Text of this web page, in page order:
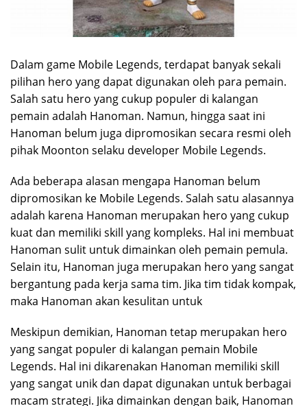
Dalam game Mobile Legends, terdapat banyak sekali
pilihan hero yang dapat digunakan oleh para pemain.
Salah satu hero yang cukup populer di kalangan
pemain adalah Hanoman. Namun, hingga saat ini
Hanoman belum juga dipromosikan secara resmi oleh
pihak Moonton selaku developer Mobile Legends.
Ada beberapa alasan mengapa Hanoman belum
dipromosikan ke Mobile Legends. Salah satu alasannya
adalah karena Hanoman merupakan hero yang cukup
kuat dan memiliki skill yang kompleks. Hal ini membuat
Hanoman sulit untuk dimainkan oleh pemain pemula.
Selain itu, Hanoman juga merupakan hero yang sangat
bergantung pada kerja sama tim. Jika tim tidak kompak,
maka Hanoman akan kesulitan untuk
Meskipun demikian, Hanoman tetap merupakan hero
yang sangat populer di kalangan pemain Mobile
Legends. Hal ini dikarenakan Hanoman memiliki skill
yang sangat unik dan dapat digunakan untuk berbagai
macam strategi. Jika dimainkan dengan baik, Hanoman